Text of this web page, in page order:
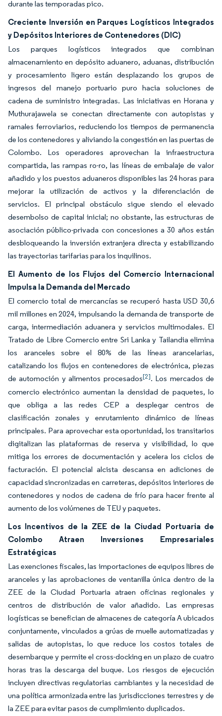
durante las temporadas pico.
Creciente Inversión en Parques Logísticos Integrados
y Depósitos Interiores de Contenedores (DIC)
Los parques logísticos integrados que combinan
almacenamiento en depósito aduanero, aduanas, distribución
y procesamiento ligero están desplazando los grupos de
ingresos del manejo portuario puro hacia soluciones de
cadena de suministro integradas. Las iniciativas en Horana y
Muthurajawela se conectan directamente con autopistas y
ramales ferroviarios, reduciendo los tiempos de permanencia
de los contenedores y aliviando la congestión en las puertas de
Colombo. Los operadores aprovechan la infraestructura
compartida, las rampas ro-ro, las líneas de embalaje de valor
añadido y los puestos aduaneros disponibles las 24 horas para
mejorar la utilización de activos y la diferenciación de
servicios. El principal obstáculo sigue siendo el elevado
desembolso de capital inicial; no obstante, las estructuras de
asociación público-privada con concesiones a 30 años están
desbloqueando la inversión extranjera directa y estabilizando
las trayectorias tarifarias para los inquilinos.
El Aumento de los Flujos del Comercio Internacional
Impulsa la Demanda del Mercado
El comercio total de mercancías se recuperó hasta USD 30,6
mil millones en 2024, impulsando la demanda de transporte de
carga, intermediación aduanera y servicios multimodales. El
Tratado de Libre Comercio entre Sri Lanka y Tailandia elimina
los aranceles sobre el 80% de las líneas arancelarias,
catalizando los flujos en contenedores de electrónica, piezas
de automoción y alimentos procesados[2]. Los mercados de
comercio electrónico aumentan la densidad de paquetes, lo
que obliga a las redes CEP a desplegar centros de
clasificación zonales y enrutamiento dinámico de líneas
principales. Para aprovechar esta oportunidad, los transitarios
digitalizan las plataformas de reserva y visibilidad, lo que
mitiga los errores de documentación y acelera los ciclos de
facturación. El potencial alcista descansa en adiciones de
capacidad sincronizadas en carreteras, depósitos interiores de
contenedores y nodos de cadena de frío para hacer frente al
aumento de los volúmenes de TEU y paquetes.
Los Incentivos de la ZEE de la Ciudad Portuaria de
Colombo Atraen Inversiones Empresariales
Estratégicas
Las exenciones fiscales, las importaciones de equipos libres de
aranceles y las aprobaciones de ventanilla única dentro de la
ZEE de la Ciudad Portuaria atraen oficinas regionales y
centros de distribución de valor añadido. Las empresas
logísticas se benefician de almacenes de categoría A ubicados
conjuntamente, vinculados a grúas de muelle automatizadas y
salidas de autopistas, lo que reduce los costos totales de
desembarque y permite el cross-docking en un plazo de cuatro
horas tras la descarga del buque. Los riesgos de ejecución
incluyen directivas regulatorias cambiantes y la necesidad de
una política armonizada entre las jurisdicciones terrestres y de
la ZEE para evitar pasos de cumplimiento duplicados.